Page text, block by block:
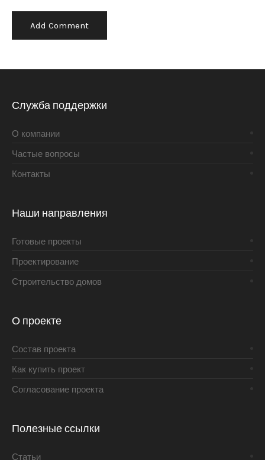
Служба поддержки
О компании
Частые вопросы
Контакты
Наши направления
Готовые проекты
Проектирование
Строительство домов
О проекте
Состав проекта
Как купить проект
Согласование проекта
Полезные ссылки
Статьи